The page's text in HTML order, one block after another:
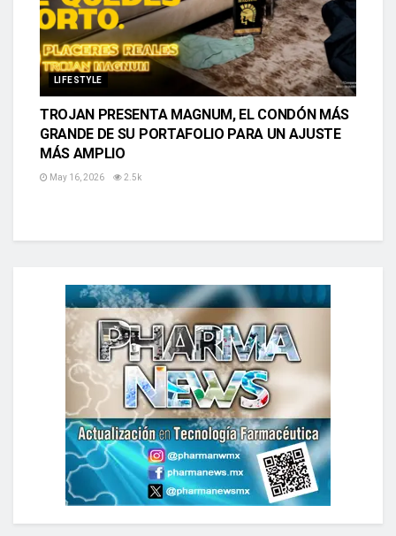
LIFESTYLE
TROJAN PRESENTA MAGNUM, EL CONDÓN MÁS
GRANDE DE SU PORTAFOLIO PARA UN AJUSTE
MÁS AMPLIO
May 16, 2026 2.5k